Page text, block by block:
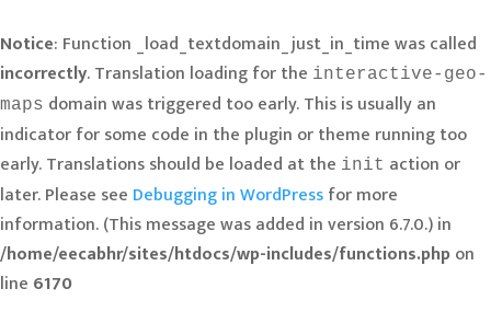
Notice: Function _load_textdomain_just_in_time was called
incorrectly. Translation loading for the interactive-geo-
maps domain was triggered too early. This is usually an
indicator for some code in the plugin or theme running too
early. Translations should be loaded at the init action or
later. Please see Debugging in WordPressfor more
information. (This message was added in version 6.7.0.) in
/home/eecabhr/sites/htdocs/wp-includes/functions.php on
line 6170